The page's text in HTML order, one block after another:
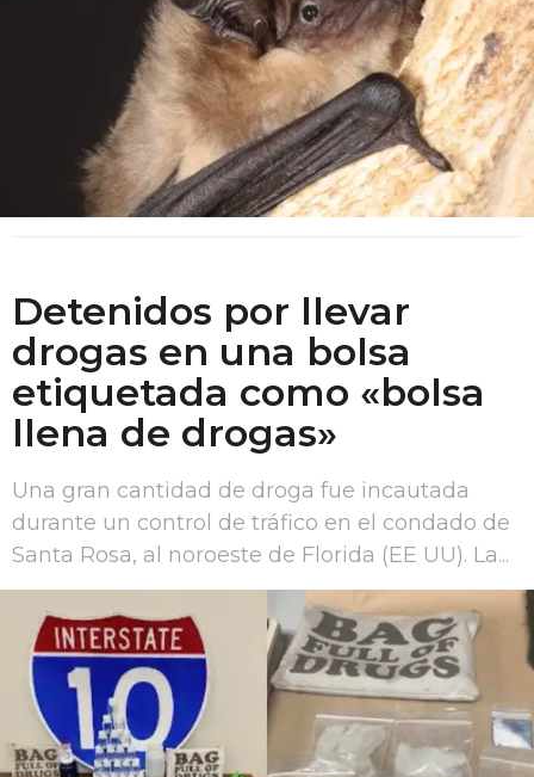
Detenidos por llevar
drogas en una bolsa
etiquetada como «bolsa
llena de drogas»
Una gran cantidad de droga fue incautada
durante un control de tráfico en el condado de
Santa Rosa, al noroeste de Florida (EE UU). La...